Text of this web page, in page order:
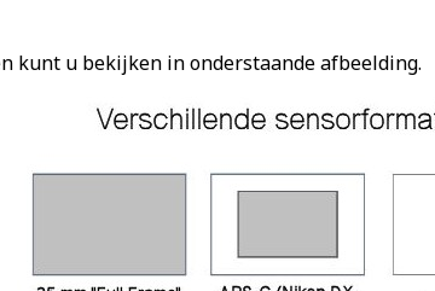
kunt u bekijken in onderstaande afbeelding.